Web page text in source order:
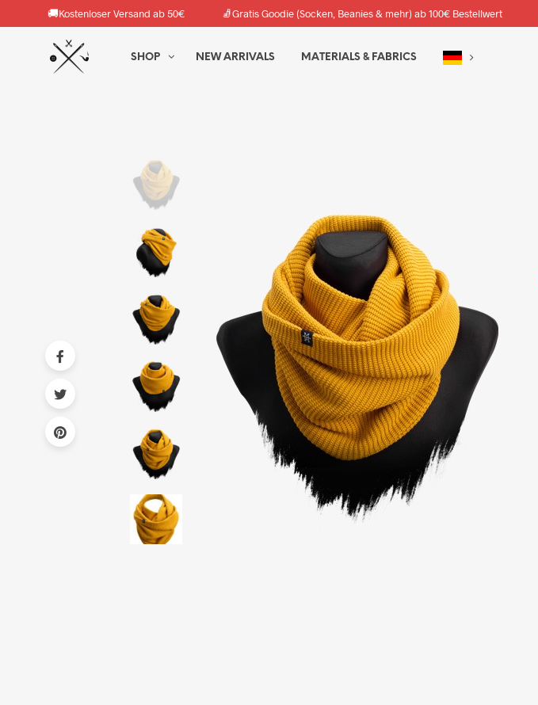
🚚Kostenloser Versand ab 50€ 🧦Gratis Goodie (Socken, Beanies & mehr) ab 100€ Bestellwert
SHOP NEW ARRIVALS MATERIALS & FABRICS